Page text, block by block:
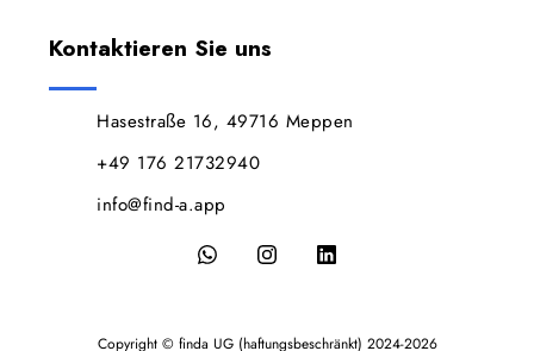
Kontaktieren Sie uns
Hasestraße 16, 49716 Meppen
+49 176 21732940
info@find-a.app
Copyright © finda UG (haftungsbeschränkt) 2024-2026